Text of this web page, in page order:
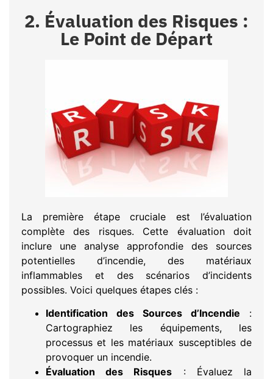
2. Évaluation des Risques :
Le Point de Départ
La première étape cruciale est l’évaluation
complète des risques. Cette évaluation doit
inclure une analyse approfondie des sources
potentielles d’incendie, des matériaux
inflammables et des scénarios d’incidents
possibles. Voici quelques étapes clés :
Identification des Sources d’Incendie :
Cartographiez les équipements, les
processus et les matériaux susceptibles de
provoquer un incendie.
Évaluation des Risques : Évaluez la